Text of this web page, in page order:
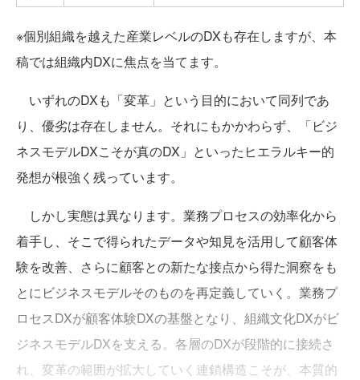
※個別組織を越えた産業レベルのDXも存在しますが、本
稿では組織内DXに焦点を当てます。
いずれのDXも「変革」という目的において同列であ
り、優劣は存在しません。それにもかかわらず、「ビジ
ネスモデルDXこそが真のDX」といったヒエラルキー的
発想が根強く残っています。
しかし実態は異なります。業務プロセスの効率化から
着手し、そこで得られたデータや知見を活用して顧客体
験を改善、さらに顧客との新たな接点から得た洞察をも
とにビジネスモデルそのものを再定義していく。業務プ
ロセスDXが顧客体験DXの基盤となり、組織文化DXがビ
ジネスモデルDXを支える。各層のDXが段階的に接続さ
れ、変革の範囲が拡大していく連鎖構造こそが、本質的